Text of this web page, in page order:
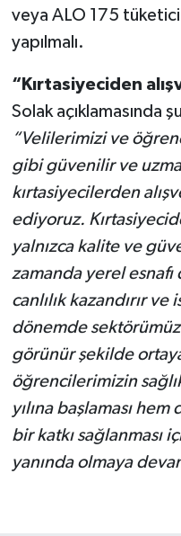
veya ALO 175
yapılmalı.
“Kırtasiyeciden
Solak açıklamasında
“Velilerimizi ve
gibi güvenilir ve
kırtasiyecilerden
ediyoruz.
yalnızca kalite ve
zamanda yerel
canlılık kazandırır
dönemde
görünür şekilde
öğrencilerimizin
yılına başlaması
bir katkı sağlanması
yanında olmaya